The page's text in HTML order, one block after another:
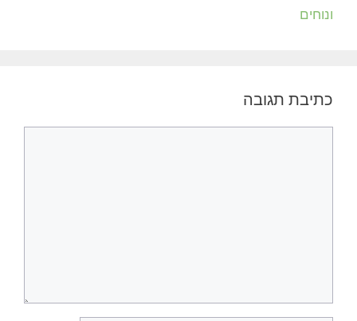
ונוחים
כתיבת תגובה